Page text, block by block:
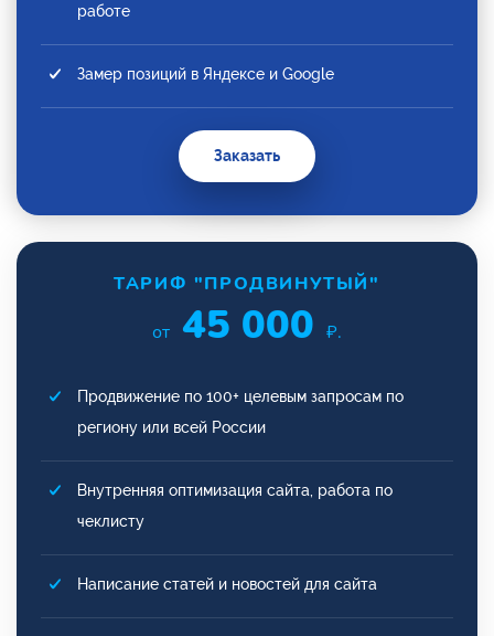
работе
Замер позиций в Яндексе и Google
Заказать
ТАРИФ "ПРОДВИНУТЫЙ"
от 45 000 ₽.
Продвижение по 100+ целевым запросам по
региону или всей России
Внутренняя оптимизация сайта, работа по
чеклисту
Написание статей и новостей для сайта